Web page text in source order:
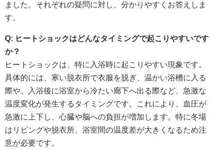
ました。それぞれの疑問に対し、分かりやすくお答えしま
す。
Q: ヒートショックはどんなタイミングで起こりやすいです
か？
ヒートショックは、特に入浴時に起こりやすい現象です。
具体的には、寒い脱衣所で衣服を脱ぎ、温かい浴槽に入る
際や、入浴後に浴室から冷たい廊下へ出る際など、急激な
温度変化が発生するタイミングです。これにより、血圧が
急激に上下し、心臓や脳への負担が増加します。特に冬場
はリビングや脱衣所、浴室間の温度差が大きくなるため注
意が必要です。